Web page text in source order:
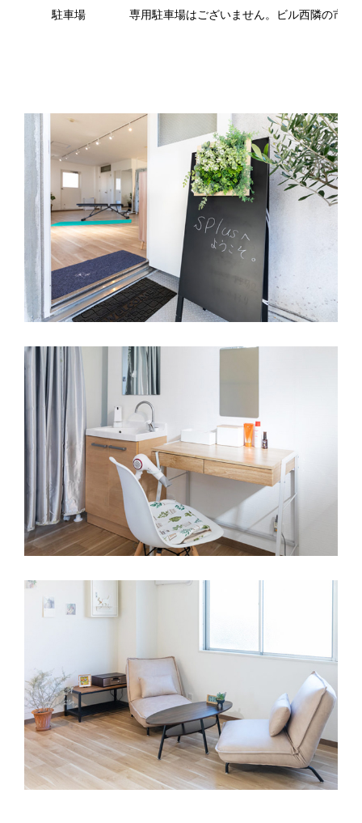
駐車場 専用駐車場はございません。ビル西隣の市営